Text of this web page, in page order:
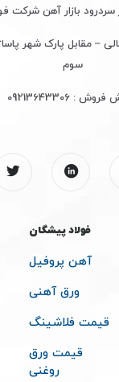
سردرود بازار آهن شرکت
– مقابل پارک شهر
سوم
فروش :09213643306
فولاد پیشگان
آهن پروفیل
ورق آهنی
قیمت فلاشینگ
قیمت ورق
روغنی